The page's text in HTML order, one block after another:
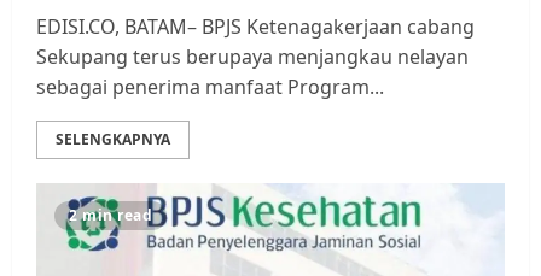
EDISI.CO, BATAM– BPJS Ketenagakerjaan cabang
Sekupang terus berupaya menjangkau nelayan
sebagai penerima manfaat Program...
SELENGKAPNYA
2 min read